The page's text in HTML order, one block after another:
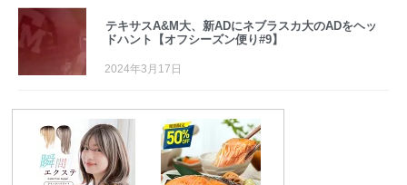
テキサスA&M大、新ADにネブラスカ大のADをヘッ
ドハント【オフシーズン便り#9】
2024年3月17日